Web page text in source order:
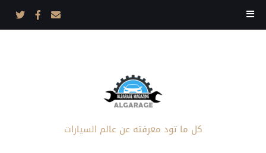
كل ما تود معرفته عن عالم السيارات